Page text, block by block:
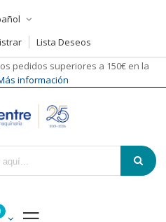
Lista Deseos
pedidos superiores a 150€ en la
información